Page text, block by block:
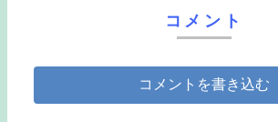
コメント
コメントを書き込む